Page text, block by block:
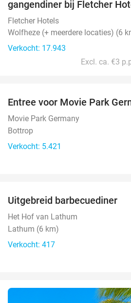
gangendiner bij Fletcher
Fletcher Hotels
Wolfheze (+ meerdere locaties) (6
Verkocht: 17.943
Excl. ca. €3
Entree voor Movie Park
Movie Park Germany
Bottrop
Verkocht: 5.421
Uitgebreid barbecuediner
Het Hof van Lathum
Lathum (6 km)
Verkocht: 417